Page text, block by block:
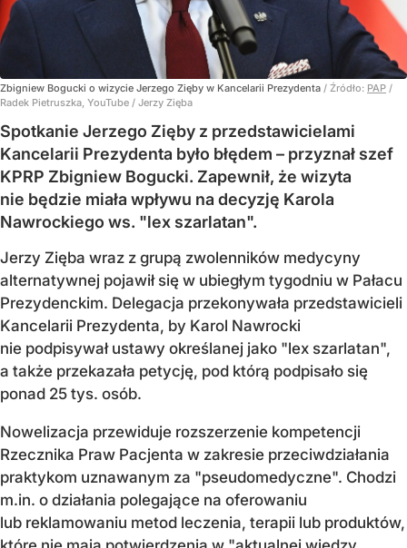
Zbigniew Bogucki o wizycie Jerzego Zięby w Kancelarii Prezydenta / Źródło: PAP /
Radek Pietruszka, YouTube / Jerzy Zięba
Spotkanie Jerzego Zięby z przedstawicielami
Kancelarii Prezydenta było błędem – przyznał szef
KPRP Zbigniew Bogucki. Zapewnił, że wizyta
nie będzie miała wpływu na decyzję Karola
Nawrockiego ws. "lex szarlatan".
Jerzy Zięba wraz z grupą zwolenników medycyny
alternatywnej pojawił się w ubiegłym tygodniu w Pałacu
Prezydenckim. Delegacja przekonywała przedstawicieli
Kancelarii Prezydenta, by Karol Nawrocki
nie podpisywał ustawy określanej jako "lex szarlatan",
a także przekazała petycję, pod którą podpisało się
ponad 25 tys. osób.
Nowelizacja przewiduje rozszerzenie kompetencji
Rzecznika Praw Pacjenta w zakresie przeciwdziałania
praktykom uznawanym za "pseudomedyczne". Chodzi
m.in. o działania polegające na oferowaniu
lub reklamowaniu metod leczenia, terapii lub produktów,